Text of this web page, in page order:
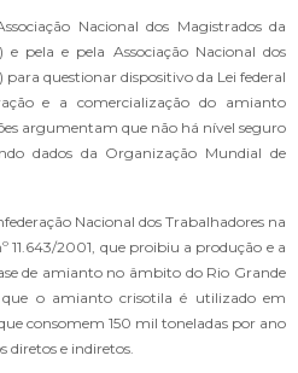
Nacional dos Magistrados da
pela e pela Associação Nacional dos
questionar dispositivo da Lei federal
e a comercialização do amianto
argumentam que não há nível seguro
dados da Organização Mundial de
Nacional dos Trabalhadores na
11.643/2001, que proibiu a produção e a
de amianto no âmbito do Rio Grande
o amianto crisotila é utilizado em
consomem 150 mil toneladas por ano
e indiretos.